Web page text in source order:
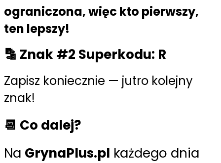
ograniczona, więc kto pierwszy,
ten lepszy!
🔡 Znak #2 Superkodu: R
Zapisz koniecznie — jutro kolejny
znak!
📆 Co dalej?
Na GrynaPlus.pl każdego dnia